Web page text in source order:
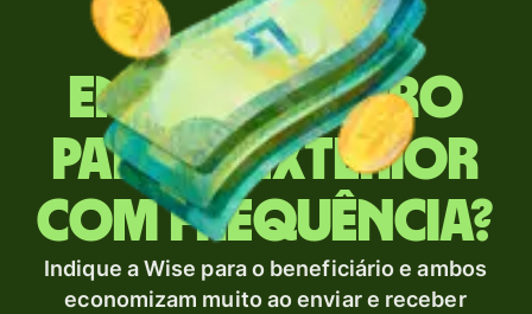
Envia dinheiro
para o exterior
com frequência?
Indique a Wise para o beneficiário e ambos
economizam muito ao enviar e receber